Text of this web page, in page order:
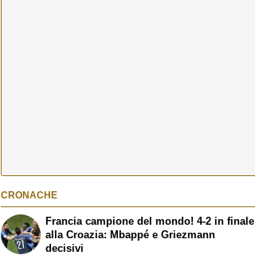
CRONACHE
Francia campione del mondo! 4-2 in finale
alla Croazia: Mbappé e Griezmann
decisivi